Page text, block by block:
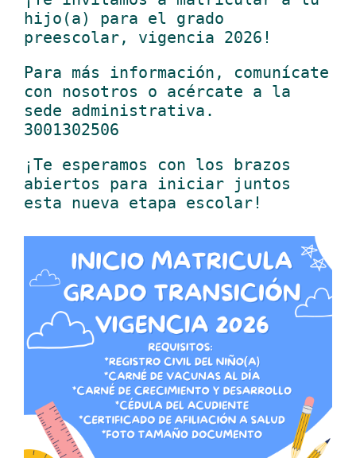
hijo(a) para el grado
preescolar, vigencia 2026!
Para más información, comunícate
con nosotros o acércate a la
sede administrativa.
3001302506
¡Te esperamos con los brazos
abiertos para iniciar juntos
esta nueva etapa escolar!